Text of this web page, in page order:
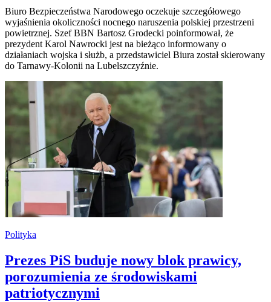
Biuro Bezpieczeństwa Narodowego oczekuje szczegółowego
wyjaśnienia okoliczności nocnego naruszenia polskiej przestrzeni
powietrznej. Szef BBN Bartosz Grodecki poinformował, że
prezydent Karol Nawrocki jest na bieżąco informowany o
działaniach wojska i służb, a przedstawiciel Biura został skierowany
do Tarnawy-Kolonii na Lubelszczyźnie.
Polityka
Prezes PiS buduje nowy blok prawicy,
porozumienia ze środowiskami
patriotycznymi